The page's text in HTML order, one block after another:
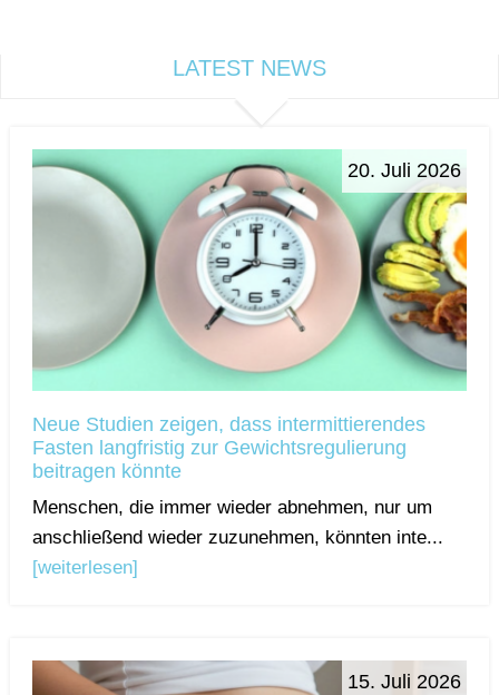
LATEST NEWS
20. Juli 2026
Neue Studien zeigen, dass intermittierendes
Fasten langfristig zur Gewichtsregulierung
beitragen könnte
Menschen, die immer wieder abnehmen, nur um
anschließend wieder zuzunehmen, könnten inte...
[weiterlesen]
15. Juli 2026